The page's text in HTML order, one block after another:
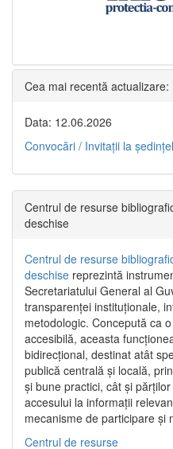
Cea mai recentă actualizare:
Data: 12.06.2026
Convocări / Invitaţii la
Centrul de resurse
deschise
Centrul de resurse
deschise reprezintă
Secretariatului General al
transparenței instituționale,
metodologic. Concepută ca
accesibilă, aceasta
bidirecțional, destinat atât
publică centrală și locală,
și bune practici, cât și
accesului la informații
mecanisme de participare și
Centrul de resurse